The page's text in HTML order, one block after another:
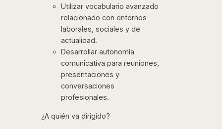
Utilizar vocabulario avanzado
relacionado con entornos
laborales, sociales y de
actualidad.
Desarrollar autonomía
comunicativa para reuniones,
presentaciones y
conversaciones
profesionales.
¿A quién va dirigido?